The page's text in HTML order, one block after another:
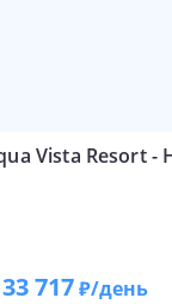
Vista Resort -
33 717 /день